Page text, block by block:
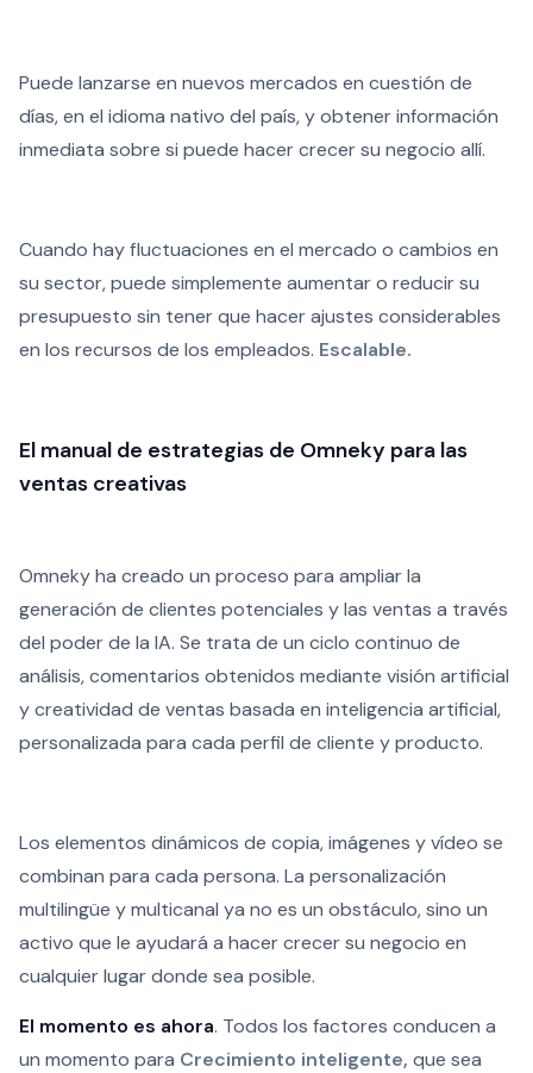
Puede lanzarse en nuevos mercados en cuestión de
días, en el idioma nativo del país, y obtener información
inmediata sobre si puede hacer crecer su negocio allí.
Cuando hay fluctuaciones en el mercado o cambios en
su sector, puede simplemente aumentar o reducir su
presupuesto sin tener que hacer ajustes considerables
en los recursos de los empleados. Escalable.
El manual de estrategias de Omneky para las
ventas creativas
Omneky ha creado un proceso para ampliar la
generación de clientes potenciales y las ventas a través
del poder de la IA. Se trata de un ciclo continuo de
análisis, comentarios obtenidos mediante visión artificial
y creatividad de ventas basada en inteligencia artificial,
personalizada para cada perfil de cliente y producto.
Los elementos dinámicos de copia, imágenes y vídeo se
combinan para cada persona. La personalización
multilingüe y multicanal ya no es un obstáculo, sino un
activo que le ayudará a hacer crecer su negocio en
cualquier lugar donde sea posible.
El momento es ahora. Todos los factores conducen a
un momento para Crecimiento inteligente, que sea